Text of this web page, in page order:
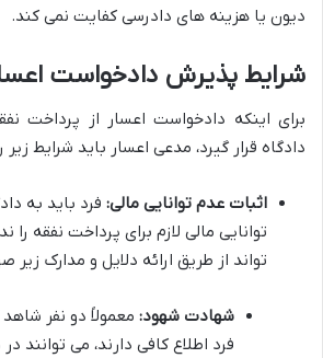
دیون یا هزینه های دادرسی کفایت نمی کند.
شرایط پذیرش دادخواست
برای اینکه دادخواست اعسار از پرداخت
دادگاه قرار گیرد، مدعی اعسار باید شرایط زیر
اثبات عدم توانایی مالی: فرد باید به
توانایی مالی لازم برای پرداخت نفقه را
تواند از طریق ارائه دلایل و مدارک زیر
شهادت شهود: معمولاً دو نفر
فرد اطلاع کافی دارند، می توانند